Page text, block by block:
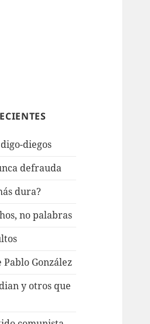
diegos
defrauda
dura?
no palabras
Pablo González
y otros que